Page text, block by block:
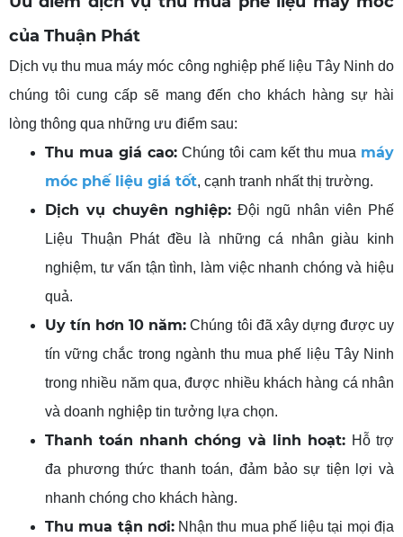
của Thuận Phát
Dịch vụ thu mua máy móc công nghiệp phế liệu Tây Ninh do
chúng tôi cung cấp sẽ mang đến cho khách hàng sự hài
lòng thông qua những ưu điểm sau:
Thu mua giá cao: Chúng tôi cam kết thu mua máy
móc phế liệu giá tốt, cạnh tranh nhất thị trường.
Dịch vụ chuyên nghiệp: Đội ngũ nhân viên Phế
Liệu Thuận Phát đều là những cá nhân giàu kinh
nghiệm, tư vấn tận tình, làm việc nhanh chóng và hiệu
quả.
Uy tín hơn 10 năm: Chúng tôi đã xây dựng được uy
tín vững chắc trong ngành thu mua phế liệu Tây Ninh
trong nhiều năm qua, được nhiều khách hàng cá nhân
và doanh nghiệp tin tưởng lựa chọn.
Thanh toán nhanh chóng và linh hoạt: Hỗ trợ
đa phương thức thanh toán, đảm bảo sự tiện lợi và
nhanh chóng cho khách hàng.
Thu mua tận nơi:Nhận thu mua phế liệu tại mọi địa